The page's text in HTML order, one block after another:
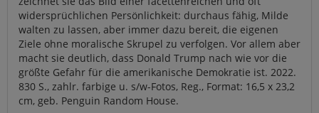
widersprüchlichen Persönlichkeit: durchaus fähig, Milde
walten zu lassen, aber immer dazu bereit, die eigenen
Ziele ohne moralische Skrupel zu verfolgen. Vor allem aber
macht sie deutlich, dass Donald Trump nach wie vor die
größte Gefahr für die amerikanische Demokratie ist. 2022.
830 S., zahlr. farbige u. s/w-Fotos, Reg., Format: 16,5 x 23,2
cm, geb. Penguin Random House.